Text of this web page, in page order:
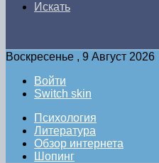
Искать
Воскресенье , 9 Август 2026
Войти
Switch skin
Психология
Литература
Обзор интернета
Шопинг